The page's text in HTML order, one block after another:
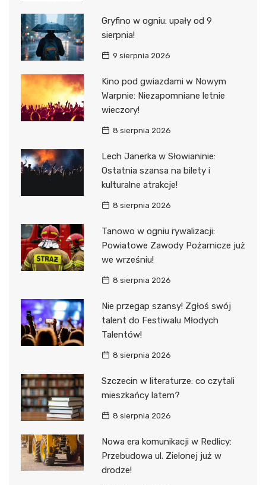
Gryfino w ogniu: upały od 9
sierpnia!
9 sierpnia 2026
Kino pod gwiazdami w Nowym
Warpnie: Niezapomniane letnie
wieczory!
8 sierpnia 2026
Lech Janerka w Słowianinie:
Ostatnia szansa na bilety i
kulturalne atrakcje!
8 sierpnia 2026
Tanowo w ogniu rywalizacji:
Powiatowe Zawody Pożarnicze już
we wrześniu!
8 sierpnia 2026
Nie przegap szansy! Zgłoś swój
talent do Festiwalu Młodych
Talentów!
8 sierpnia 2026
Szczecin w literaturze: co czytali
mieszkańcy latem?
8 sierpnia 2026
Nowa era komunikacji w Redlicy:
Przebudowa ul. Zielonej już w
drodze!